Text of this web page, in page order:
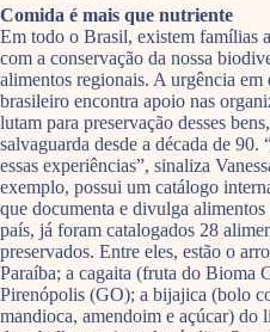
Comida é mais que nutriente
Em todo o Brasil, existem famílias
com a conservação da nossa
alimentos regionais. A urgência
brasileiro encontra apoio nas
lutam para preservação desses
salvaguarda desde a década de
essas experiências”, sinaliza
exemplo, possui um catálogo
que documenta e divulga
país, já foram catalogados 28
preservados. Entre eles, estão o
Paraíba; a cagaita (fruta do Bioma
Pirenópolis (GO); a bijajica (bolo
mandioca, amendoim e açúcar) do